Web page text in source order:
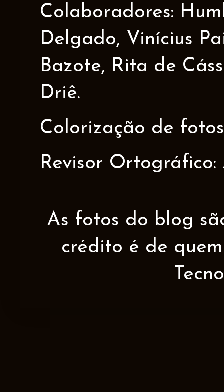
Colaboradores:
Delgado, Vinícius
Bazote, Rita de
Driê.
Colorização de
Revisor Ortográfico:
As fotos do blog
crédito é de